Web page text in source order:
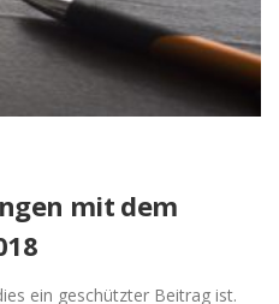
mit dem
ein geschützter Beitrag ist.